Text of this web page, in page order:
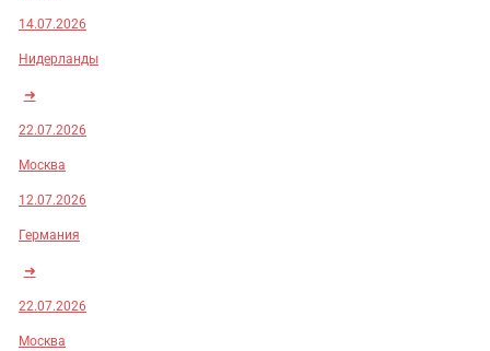
14.07.2026
Нидерланды
➜
22.07.2026
Москва
12.07.2026
Германия
➜
22.07.2026
Москва